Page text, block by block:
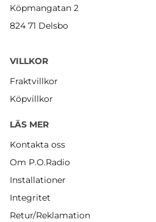
Köpmangatan 2
824 71 Delsbo
VILLKOR
Fraktvillkor
Köpvillkor
LÄS MER
Kontakta oss
Om P.O.Radio
Installationer
Integritet
Retur/Reklamation